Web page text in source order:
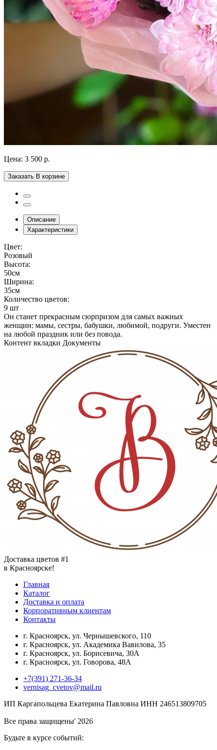
Цена: 3 500 р.
Заказать В корзине
Описание
Характеристики
Цвет:
Розовый
Высота:
50см
Ширина:
35см
Количество цветов:
9 шт
Он станет прекрасным сюрпризом для самых важных
женщин: мамы, сестры, бабушки, любимой, подруги. Уместен
на любой праздник или без повода.
Контент вкладки Документы
Доставка цветов #1
в Красноярске!
Главная
Каталог
Доставка и оплата
Корпоративным клиентам
Контакты
г. Красноярск, ул. Чернышевского, 110
г. Красноярск, ул. Академика Вавилова, 35
г. Красноярск, ул. Борисевича, 30А
г. Красноярск, ул. Говорова, 48А
+7(391) 271-36-34
vernisag_cvetov@mail.ru
ИП Каргапольцева Екатерина Павловна ИНН 246513809705
Все права защищены' 2026
Будьте в курсе событий: